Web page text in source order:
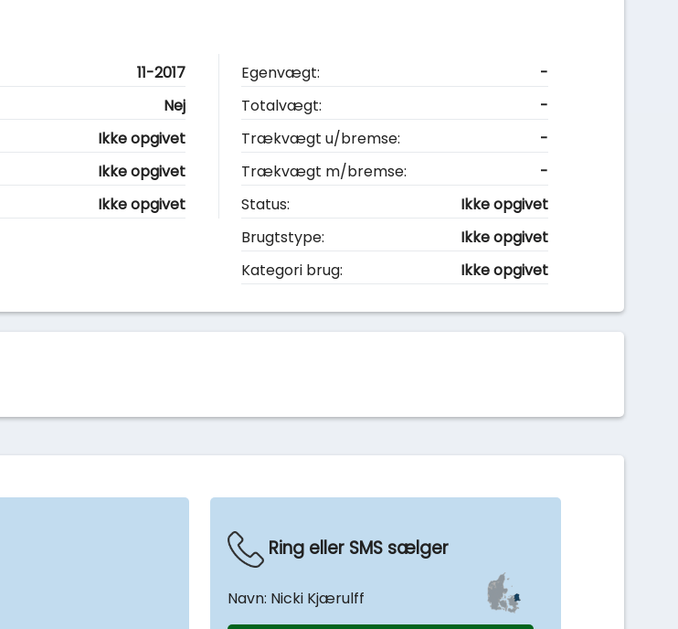
11-2017
Nej
Ikke opgivet
Ikke opgivet
Ikke opgivet
Egenvægt:
-
Totalvægt:
-
Trækvægt u/bremse:
-
Trækvægt m/bremse:
-
Status:
Ikke opgivet
Brugtstype:
Ikke opgivet
Kategori brug:
Ikke opgivet
Ring eller SMS sælger
Navn: Nicki Kjærulff